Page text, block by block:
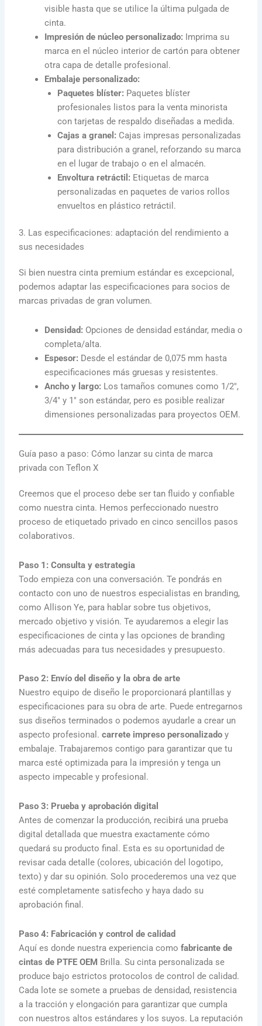
visible hasta que se utilice la última pulgada de
cinta.
Impresión de núcleo personalizado: Imprima su
marca en el núcleo interior de cartón para obtener
otra capa de detalle profesional.
Embalaje personalizado:
Paquetes blíster: Paquetes blíster
profesionales listos para la venta minorista
con tarjetas de respaldo diseñadas a medida.
Cajas a granel: Cajas impresas personalizadas
para distribución a granel, reforzando su marca
en el lugar de trabajo o en el almacén.
Envoltura retráctil: Etiquetas de marca
personalizadas en paquetes de varios rollos
envueltos en plástico retráctil.
3. Las especificaciones: adaptación del rendimiento a
sus necesidades
Si bien nuestra cinta premium estándar es excepcional,
podemos adaptar las especificaciones para socios de
marcas privadas de gran volumen.
Densidad: Opciones de densidad estándar, media o
completa/alta.
Espesor: Desde el estándar de 0,075 mm hasta
especificaciones más gruesas y resistentes.
Ancho y largo: Los tamaños comunes como 1/2″,
3/4″ y 1″ son estándar, pero es posible realizar
dimensiones personalizadas para proyectos OEM.
Guía paso a paso: Cómo lanzar su cinta de marca
privada con Teflon X
Creemos que el proceso debe ser tan fluido y confiable
como nuestra cinta. Hemos perfeccionado nuestro
proceso de etiquetado privado en cinco sencillos pasos
colaborativos.
Paso 1: Consulta y estrategia
Todo empieza con una conversación. Te pondrás en
contacto con uno de nuestros especialistas en branding,
como Allison Ye, para hablar sobre tus objetivos,
mercado objetivo y visión. Te ayudaremos a elegir las
especificaciones de cinta y las opciones de branding
más adecuadas para tus necesidades y presupuesto.
Paso 2: Envío del diseño y la obra de arte
Nuestro equipo de diseño le proporcionará plantillas y
especificaciones para su obra de arte. Puede entregarnos
sus diseños terminados o podemos ayudarle a crear un
aspecto profesional.carrete impreso personalizado y
embalaje. Trabajaremos contigo para garantizar que tu
marca esté optimizada para la impresión y tenga un
aspecto impecable y profesional.
Paso 3: Prueba y aprobación digital
Antes de comenzar la producción, recibirá una prueba
digital detallada que muestra exactamente cómo
quedará su producto final. Esta es su oportunidad de
revisar cada detalle (colores, ubicación del logotipo,
texto) y dar su opinión. Solo procederemos una vez que
esté completamente satisfecho y haya dado su
aprobación final.
Paso 4: Fabricación y control de calidad
Aquí es donde nuestra experiencia comofabricante de
cintas de PTFE OEM Brilla. Su cinta personalizada se
produce bajo estrictos protocolos de control de calidad.
Cada lote se somete a pruebas de densidad, resistencia
a la tracción y elongación para garantizar que cumpla
con nuestros altos estándares y los suyos. La reputación